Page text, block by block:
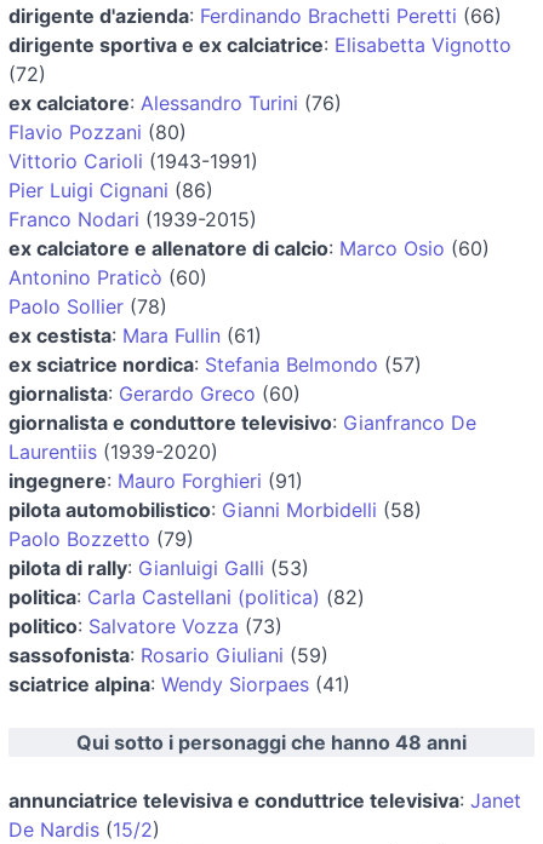
dirigente d'azienda: Ferdinando Brachetti Peretti (66)
dirigente sportiva e ex calciatrice: Elisabetta Vignotto
(72)
ex calciatore: Alessandro Turini (76)
Flavio Pozzani (80)
Vittorio Carioli (1943-1991)
Pier Luigi Cignani (86)
Franco Nodari (1939-2015)
ex calciatore e allenatore di calcio: Marco Osio (60)
Antonino Praticò (60)
Paolo Sollier (78)
ex cestista: Mara Fullin (61)
ex sciatrice nordica: Stefania Belmondo (57)
giornalista: Gerardo Greco (60)
giornalista e conduttore televisivo: Gianfranco De
Laurentiis (1939-2020)
ingegnere: Mauro Forghieri (91)
pilota automobilistico: Gianni Morbidelli (58)
Paolo Bozzetto (79)
pilota di rally: Gianluigi Galli (53)
politica: Carla Castellani (politica) (82)
politico: Salvatore Vozza (73)
sassofonista: Rosario Giuliani (59)
sciatrice alpina: Wendy Siorpaes (41)
Qui sotto i personaggi che hanno 48 anni
annunciatrice televisiva e conduttrice televisiva: Janet
De Nardis (15/2)